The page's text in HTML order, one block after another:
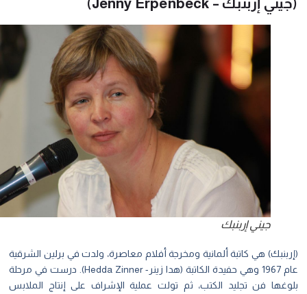
جيني إربنبك
هي كاتبة ألمانية ومخرجة أفلام معاصرة، ولدت في برلين الشرقية
عام 1967 وهي حفيدة الكاتبة (هدا زينر- Hedda Zinner). درست في مرحلة
فن تجليد الكتب، ثم تولت عملية الإشراف على إنتاج الملابس